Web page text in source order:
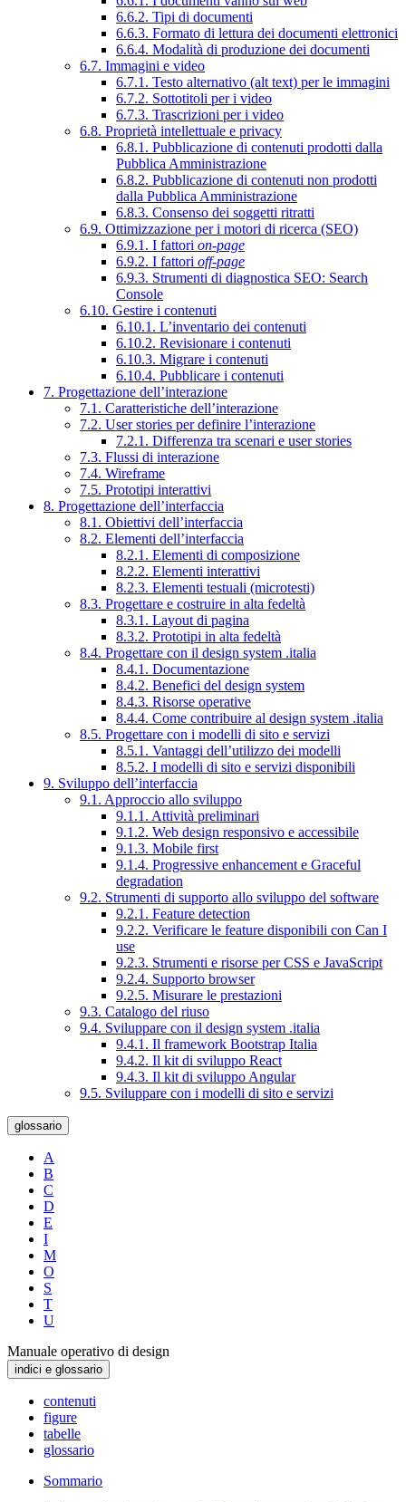
6.6.2. Tipi di documenti
6.6.3. Formato di lettura dei documenti elettronici
6.6.4. Modalità di produzione dei documenti
6.7. Immagini e video
6.7.1. Testo alternativo (alt text) per le immagini
6.7.2. Sottotitoli per i video
6.7.3. Trascrizioni per i video
6.8. Proprietà intellettuale e privacy
6.8.1. Pubblicazione di contenuti prodotti dalla
Pubblica Amministrazione
6.8.2. Pubblicazione di contenuti non prodotti
dalla Pubblica Amministrazione
6.8.3. Consenso dei soggetti ritratti
6.9. Ottimizzazione per i motori di ricerca (SEO)
6.9.1. I fattori on-page
6.9.2. I fattori off-page
6.9.3. Strumenti di diagnostica SEO: Search
Console
6.10. Gestire i contenuti
6.10.1. L’inventario dei contenuti
6.10.2. Revisionare i contenuti
6.10.3. Migrare i contenuti
6.10.4. Pubblicare i contenuti
7. Progettazione dell’interazione
7.1. Caratteristiche dell’interazione
7.2. User stories per definire l’interazione
7.2.1. Differenza tra scenari e user stories
7.3. Flussi di interazione
7.4. Wireframe
7.5. Prototipi interattivi
8. Progettazione dell’interfaccia
8.1. Obiettivi dell’interfaccia
8.2. Elementi dell’interfaccia
8.2.1. Elementi di composizione
8.2.2. Elementi interattivi
8.2.3. Elementi testuali (microtesti)
8.3. Progettare e costruire in alta fedeltà
8.3.1. Layout di pagina
8.3.2. Prototipi in alta fedeltà
8.4. Progettare con il design system .italia
8.4.1. Documentazione
8.4.2. Benefici del design system
8.4.3. Risorse operative
8.4.4. Come contribuire al design system .italia
8.5. Progettare con i modelli di sito e servizi
8.5.1. Vantaggi dell’utilizzo dei modelli
8.5.2. I modelli di sito e servizi disponibili
9. Sviluppo dell’interfaccia
9.1. Approccio allo sviluppo
9.1.1. Attività preliminari
9.1.2. Web design responsivo e accessibile
9.1.3. Mobile first
9.1.4. Progressive enhancement e Graceful
degradation
9.2. Strumenti di supporto allo sviluppo del software
9.2.1. Feature detection
9.2.2. Verificare le feature disponibili con Can I
use
9.2.3. Strumenti e risorse per CSS e JavaScript
9.2.4. Supporto browser
9.2.5. Misurare le prestazioni
9.3. Catalogo del riuso
9.4. Sviluppare con il design system .italia
9.4.1. Il framework Bootstrap Italia
9.4.2. Il kit di sviluppo React
9.4.3. Il kit di sviluppo Angular
9.5. Sviluppare con i modelli di sito e servizi
glossario
A
B
C
D
E
I
M
O
S
T
U
Manuale operativo di design
indici e glossario
contenuti
figure
tabelle
glossario
Sommario